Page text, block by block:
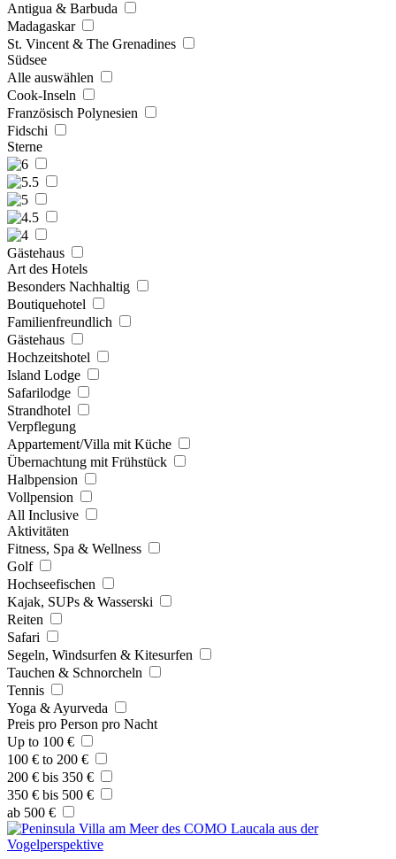
Antigua & Barbuda
Madagaskar
St. Vincent & The Grenadines
Südsee
Alle auswählen
Cook-Inseln
Französisch Polynesien
Fidschi
Sterne
Gästehaus
Art des Hotels
Besonders Nachhaltig
Boutiquehotel
Familienfreundlich
Gästehaus
Hochzeitshotel
Island Lodge
Safarilodge
Strandhotel
Verpflegung
Appartement/Villa mit Küche
Übernachtung mit Frühstück
Halbpension
Vollpension
All Inclusive
Aktivitäten
Fitness, Spa & Wellness
Golf
Hochseefischen
Kajak, SUPs & Wasserski
Reiten
Safari
Segeln, Windsurfen & Kitesurfen
Tauchen & Schnorcheln
Tennis
Yoga & Ayurveda
Preis pro Person pro Nacht
Up to 100 €
100 € to 200 €
200 € bis 350 €
350 € bis 500 €
ab 500 €